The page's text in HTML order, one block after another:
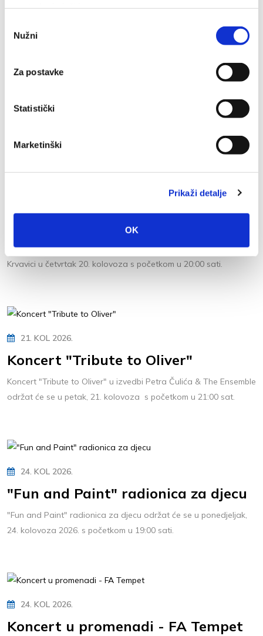
pristanka
Nužni
Za postavke
Statistički
Marketinški
Prikaži detalje
OK
Promajanska večer
Promajanska večer održat će se u srijedu, 19. kolovoza na rivi u
Promajni s početkom u 19:30 sati. Uživajte u okusima i mirisima
Koncert u Krvavici
Klapa Berulia održat će svoj koncert u starom selu Beroši u
Krvavici u četvrtak 20. kolovoza s početkom u 20:00 sati.
21. KOL 2026.
Koncert "Tribute to Oliver"
Koncert "Tribute to Oliver" u izvedbi Petra Čulića & The Ensemble
održat će se u petak, 21. kolovoza s početkom u 21:00 sat.
24. KOL 2026.
"Fun and Paint" radionica za djecu
"Fun and Paint" radionica za djecu održat će se u ponedjeljak,
24. kolovoza 2026. s početkom u 19:00 sati.
24. KOL 2026.
Koncert u promenadi - FA Tempet